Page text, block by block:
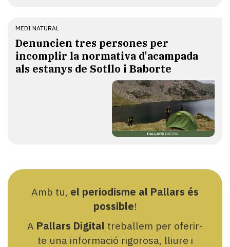
MEDI NATURAL
Denuncien tres persones per
incomplir la normativa d'acampada
als estanys de Sotllo i Baborte
Amb tu, el periodisme al Pallars és
possible!
A Pallars Digital treballem per oferir-
te una informació rigorosa, lliure i